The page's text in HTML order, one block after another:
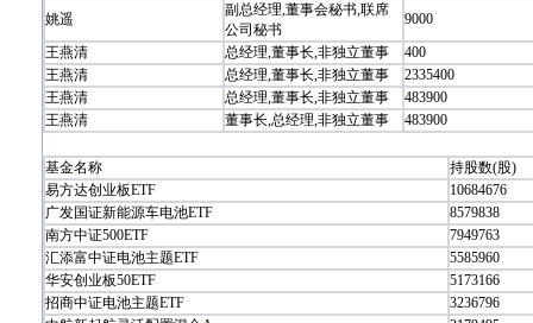
姚遥
副总经理,董事会秘书,联席
公司秘书
9000
王燕清
总经理,董事长,非独立董事
400
王燕清
总经理,董事长,非独立董事
2335400
王燕清
总经理,董事长,非独立董事
483900
王燕清
董事长,总经理,非独立董事 483900
基金名称
持股数(股)
易方达创业板ETF
10684676
广发国证新能源车电池ETF
8579838
南方中证500ETF
7949763
汇添富中证电池主题ETF
5585960
华安创业板50ETF
5173166
招商中证电池主题ETF
3236796